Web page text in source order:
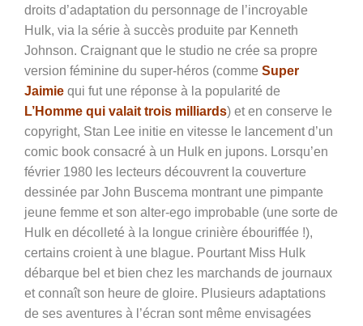
droits d’adaptation du personnage de l’incroyable
Hulk, via la série à succès produite par Kenneth
Johnson. Craignant que le studio ne crée sa propre
version féminine du super-héros (comme Super
Jaimie qui fut une réponse à la popularité de
L’Homme qui valait trois milliards) et en conserve le
copyright, Stan Lee initie en vitesse le lancement d’un
comic book consacré à un Hulk en jupons. Lorsqu’en
février 1980 les lecteurs découvrent la couverture
dessinée par John Buscema montrant une pimpante
jeune femme et son alter-ego improbable (une sorte de
Hulk en décolleté à la longue crinière ébouriffée !),
certains croient à une blague. Pourtant Miss Hulk
débarque bel et bien chez les marchands de journaux
et connaît son heure de gloire. Plusieurs adaptations
de ses aventures à l’écran sont même envisagées